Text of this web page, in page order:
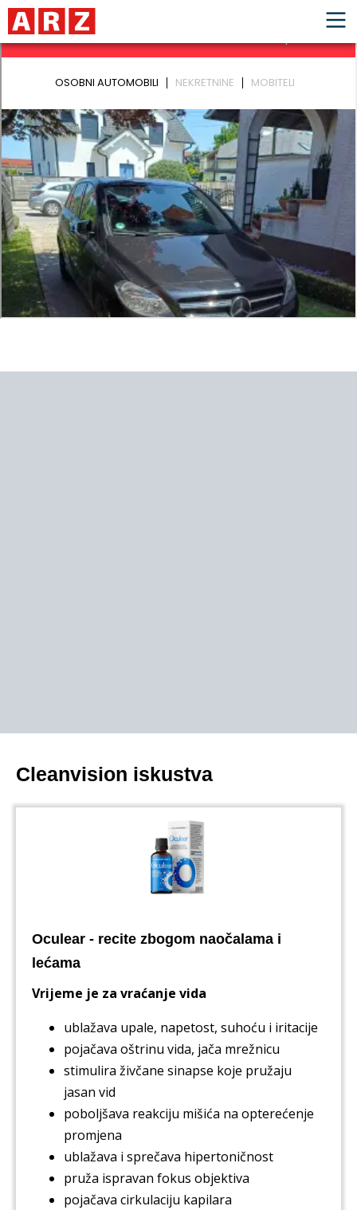
Cleanvision iskustva
Oculear - recite zbogom naočalama i
lećama
Vrijeme je za vraćanje vida
ublažava upale, napetost, suhoću i iritacije
pojačava oštrinu vida, jača mrežnicu
stimulira živčane sinapse koje pružaju
jasan vid
poboljšava reakciju mišića na opterećenje
promjena
ublažava i sprečava hipertoničnost
pruža ispravan fokus objektiva
pojačava cirkulaciju kapilara